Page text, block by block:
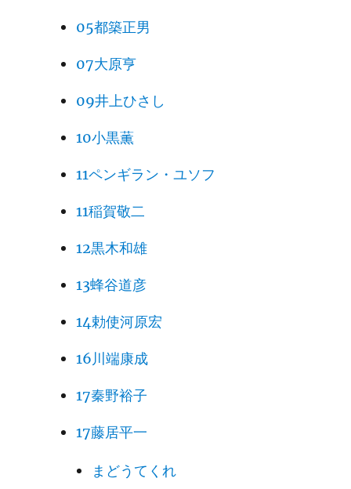
05都築正男
07大原亨
09井上ひさし
10小黒薫
11ペンギラン・ユソフ
11稲賀敬二
12黒木和雄
13蜂谷道彦
14勅使河原宏
16川端康成
17秦野裕子
17藤居平一
まどうてくれ